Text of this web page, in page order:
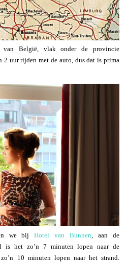
België, vlak onder de provincie
2 uur rijden met de auto, dus dat is prima
we bijHotel van Bunnen , aan de
is het zo’n 7 minuten lopen naar de
10 minuten lopen naar het strand.